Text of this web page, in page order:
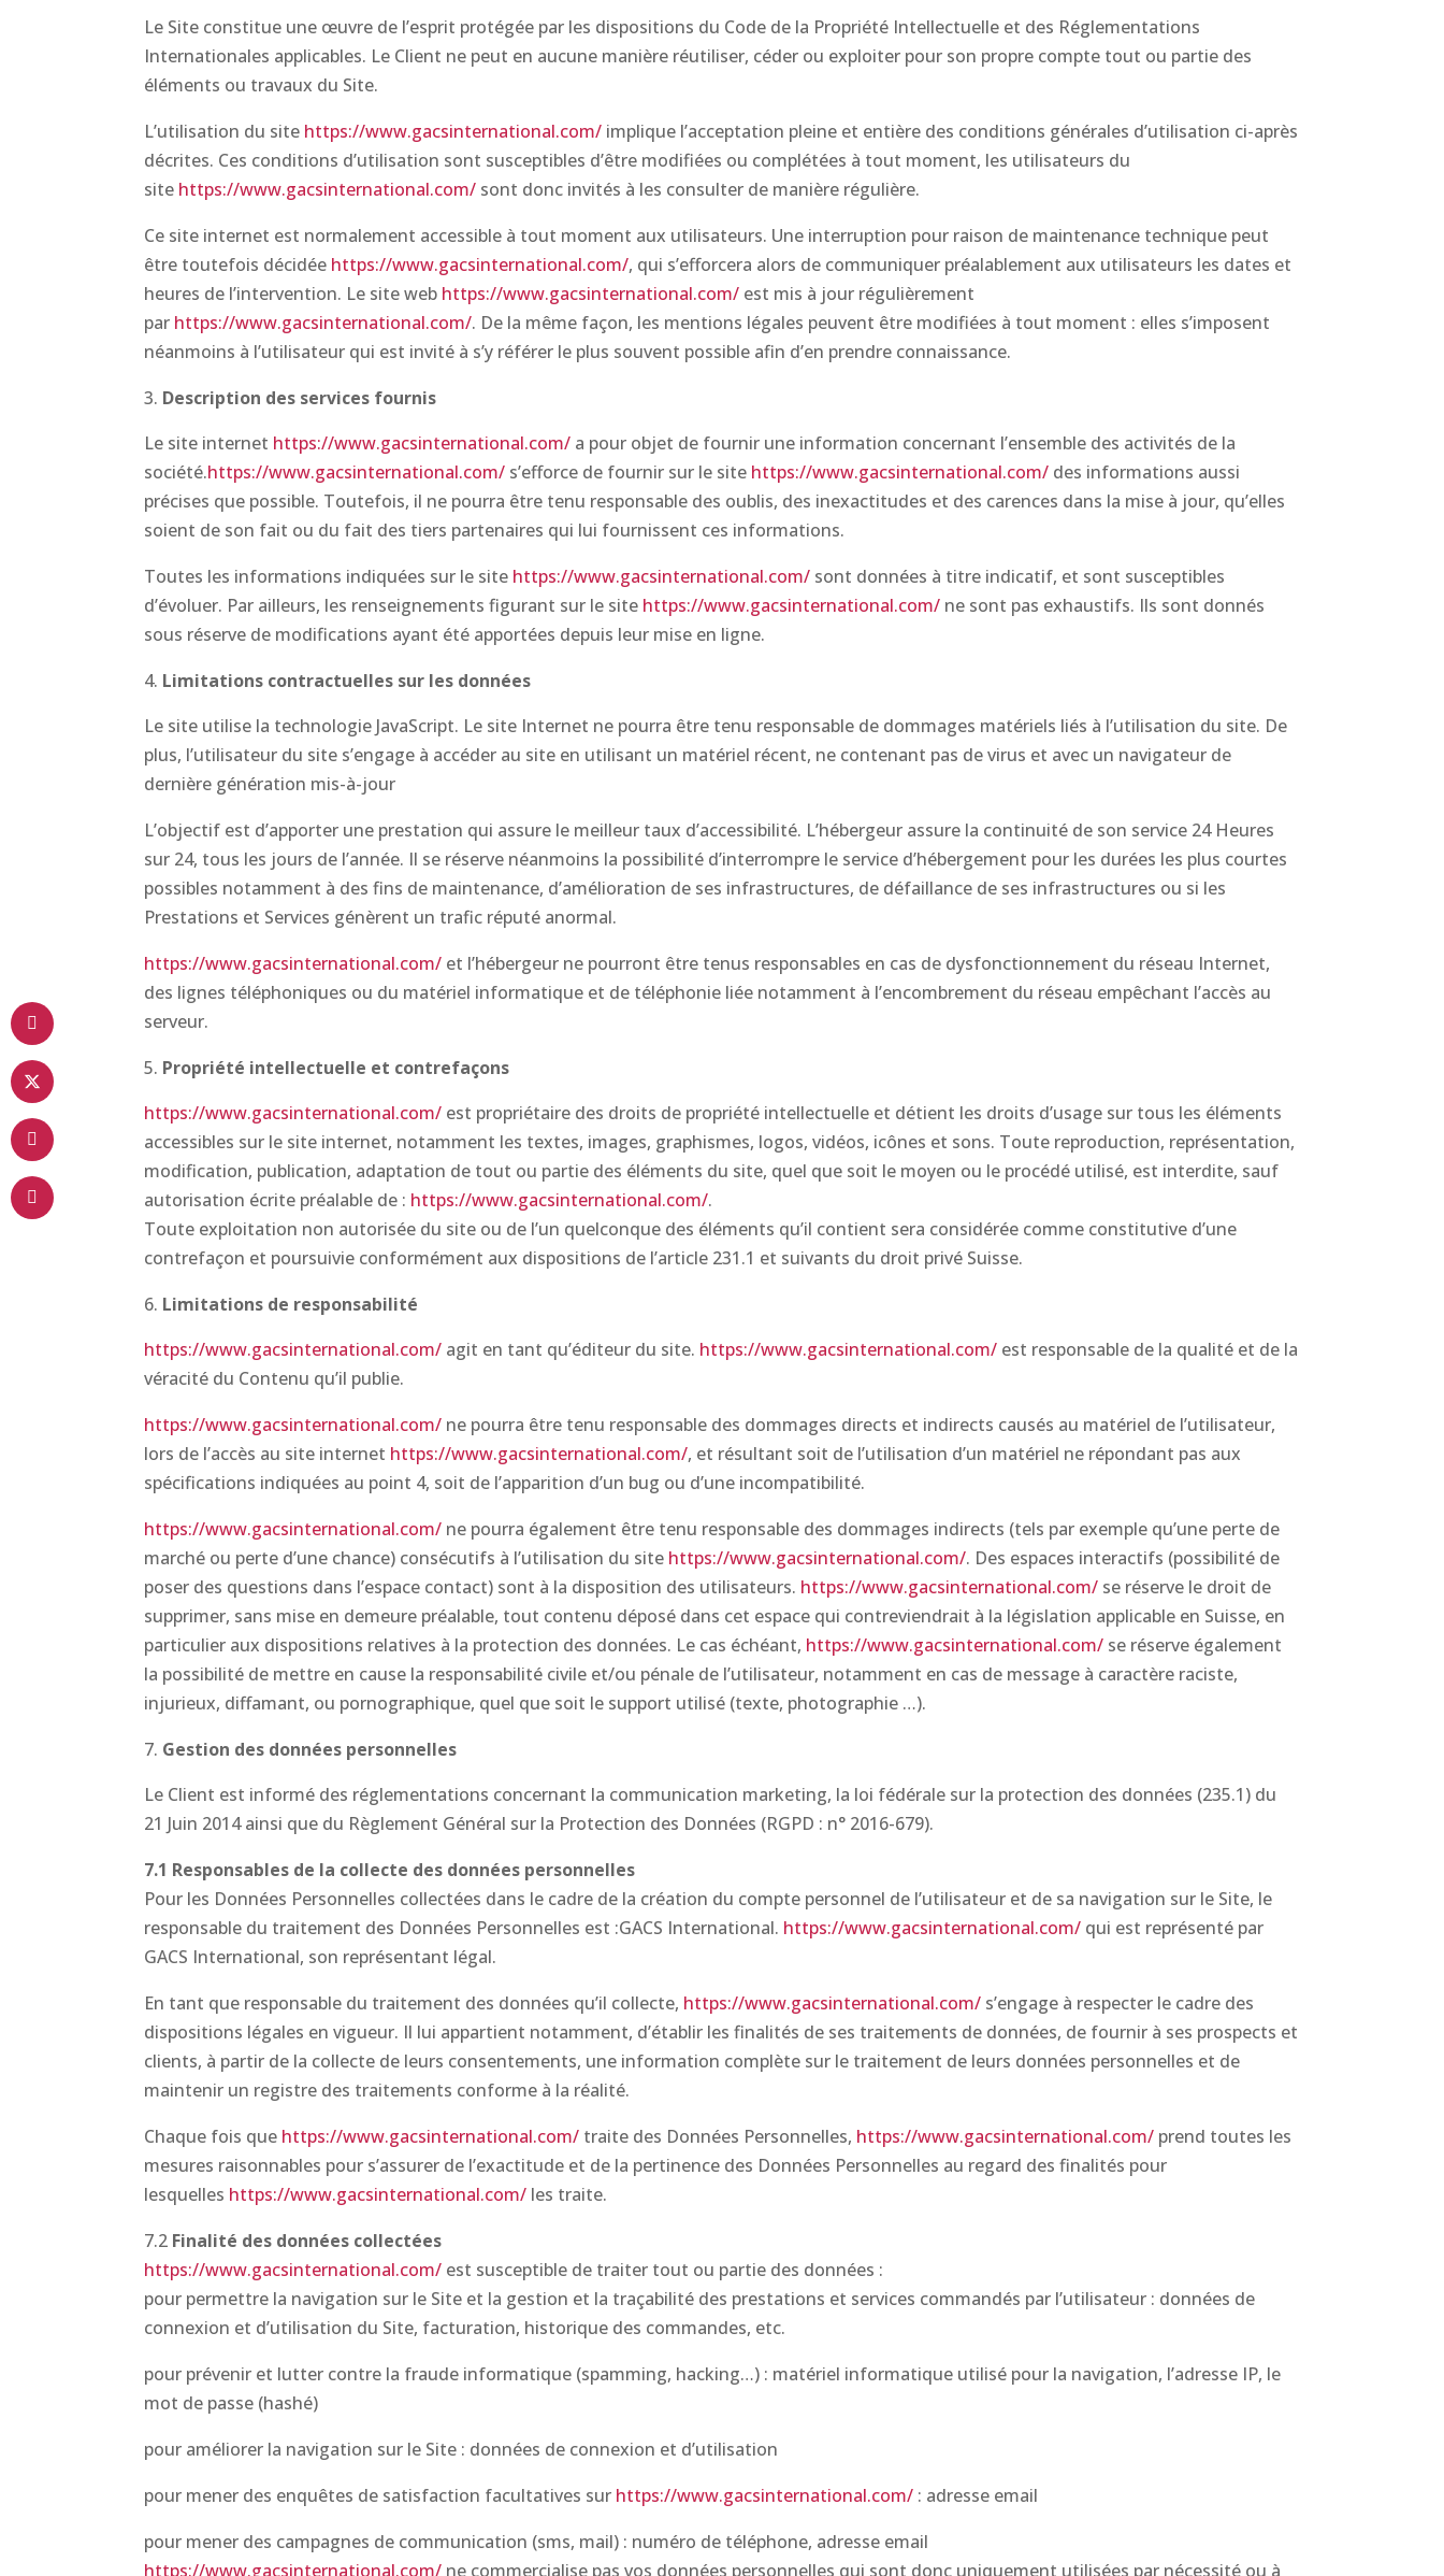
Le Site constitue une œuvre de l’esprit protégée par les dispositions du Code de la Propriété Intellectuelle et des Réglementations
Internationales applicables. Le Client ne peut en aucune manière réutiliser, céder ou exploiter pour son propre compte tout ou partie des
éléments ou travaux du Site.
L’utilisation du site https://www.gacsinternational.com/ implique l’acceptation pleine et entière des conditions générales d’utilisation ci-après
décrites. Ces conditions d’utilisation sont susceptibles d’être modifiées ou complétées à tout moment, les utilisateurs du
site https://www.gacsinternational.com/ sont donc invités à les consulter de manière régulière.
Ce site internet est normalement accessible à tout moment aux utilisateurs. Une interruption pour raison de maintenance technique peut
être toutefois décidée https://www.gacsinternational.com/, qui s’efforcera alors de communiquer préalablement aux utilisateurs les dates et
heures de l’intervention. Le site web https://www.gacsinternational.com/ est mis à jour régulièrement
par https://www.gacsinternational.com/. De la même façon, les mentions légales peuvent être modifiées à tout moment : elles s’imposent
néanmoins à l’utilisateur qui est invité à s’y référer le plus souvent possible afin d’en prendre connaissance.
Description des services fournis
Le site internet https://www.gacsinternational.com/ a pour objet de fournir une information concernant l’ensemble des activités de la
société.https://www.gacsinternational.com/ s’efforce de fournir sur le site https://www.gacsinternational.com/ des informations aussi
précises que possible. Toutefois, il ne pourra être tenu responsable des oublis, des inexactitudes et des carences dans la mise à jour, qu’elles
soient de son fait ou du fait des tiers partenaires qui lui fournissent ces informations.
Toutes les informations indiquées sur le site https://www.gacsinternational.com/ sont données à titre indicatif, et sont susceptibles
d’évoluer. Par ailleurs, les renseignements figurant sur le site https://www.gacsinternational.com/ ne sont pas exhaustifs. Ils sont donnés
sous réserve de modifications ayant été apportées depuis leur mise en ligne.
Limitations contractuelles sur les données
Le site utilise la technologie JavaScript. Le site Internet ne pourra être tenu responsable de dommages matériels liés à l’utilisation du site. De
plus, l’utilisateur du site s’engage à accéder au site en utilisant un matériel récent, ne contenant pas de virus et avec un navigateur de
dernière génération mis-à-jour
L’objectif est d’apporter une prestation qui assure le meilleur taux d’accessibilité. L’hébergeur assure la continuité de son service 24 Heures
sur 24, tous les jours de l’année. Il se réserve néanmoins la possibilité d’interrompre le service d’hébergement pour les durées les plus courtes
possibles notamment à des fins de maintenance, d’amélioration de ses infrastructures, de défaillance de ses infrastructures ou si les
Prestations et Services génèrent un trafic réputé anormal.
https://www.gacsinternational.com/ et l’hébergeur ne pourront être tenus responsables en cas de dysfonctionnement du réseau Internet,
des lignes téléphoniques ou du matériel informatique et de téléphonie liée notamment à l’encombrement du réseau empêchant l’accès au
serveur.
Propriété intellectuelle et contrefaçons
https://www.gacsinternational.com/ est propriétaire des droits de propriété intellectuelle et détient les droits d’usage sur tous les éléments
accessibles sur le site internet, notamment les textes, images, graphismes, logos, vidéos, icônes et sons. Toute reproduction, représentation,
modification, publication, adaptation de tout ou partie des éléments du site, quel que soit le moyen ou le procédé utilisé, est interdite, sauf
autorisation écrite préalable de : https://www.gacsinternational.com/.
Toute exploitation non autorisée du site ou de l’un quelconque des éléments qu’il contient sera considérée comme constitutive d’une
contrefaçon et poursuivie conformément aux dispositions de l’article 231.1 et suivants du droit privé Suisse.
Limitations de responsabilité
https://www.gacsinternational.com/ agit en tant qu’éditeur du site. https://www.gacsinternational.com/ est responsable de la qualité et de la
véracité du Contenu qu’il publie.
https://www.gacsinternational.com/ ne pourra être tenu responsable des dommages directs et indirects causés au matériel de l’utilisateur,
lors de l’accès au site internet https://www.gacsinternational.com/, et résultant soit de l’utilisation d’un matériel ne répondant pas aux
spécifications indiquées au point 4, soit de l’apparition d’un bug ou d’une incompatibilité.
https://www.gacsinternational.com/ ne pourra également être tenu responsable des dommages indirects (tels par exemple qu’une perte de
marché ou perte d’une chance) consécutifs à l’utilisation du site https://www.gacsinternational.com/. Des espaces interactifs (possibilité de
poser des questions dans l’espace contact) sont à la disposition des utilisateurs. https://www.gacsinternational.com/ se réserve le droit de
supprimer, sans mise en demeure préalable, tout contenu déposé dans cet espace qui contreviendrait à la législation applicable en Suisse, en
particulier aux dispositions relatives à la protection des données. Le cas échéant, https://www.gacsinternational.com/ se réserve également
la possibilité de mettre en cause la responsabilité civile et/ou pénale de l’utilisateur, notamment en cas de message à caractère raciste,
injurieux, diffamant, ou pornographique, quel que soit le support utilisé (texte, photographie …).
Gestion des données personnelles
Le Client est informé des réglementations concernant la communication marketing, la loi fédérale sur la protection des données (235.1) du
21 Juin 2014 ainsi que du Règlement Général sur la Protection des Données (RGPD : n° 2016-679).
7.1 Responsables de la collecte des données personnelles
Pour les Données Personnelles collectées dans le cadre de la création du compte personnel de l’utilisateur et de sa navigation sur le Site, le
responsable du traitement des Données Personnelles est :GACS International. https://www.gacsinternational.com/ qui est représenté par
GACS International, son représentant légal.
En tant que responsable du traitement des données qu’il collecte, https://www.gacsinternational.com/ s’engage à respecter le cadre des
dispositions légales en vigueur. Il lui appartient notamment, d’établir les finalités de ses traitements de données, de fournir à ses prospects et
clients, à partir de la collecte de leurs consentements, une information complète sur le traitement de leurs données personnelles et de
maintenir un registre des traitements conforme à la réalité.
Chaque fois que https://www.gacsinternational.com/ traite des Données Personnelles, https://www.gacsinternational.com/ prend toutes les
mesures raisonnables pour s’assurer de l’exactitude et de la pertinence des Données Personnelles au regard des finalités pour
lesquelles https://www.gacsinternational.com/ les traite.
7.2 Finalité des données collectées
https://www.gacsinternational.com/ est susceptible de traiter tout ou partie des données :
pour permettre la navigation sur le Site et la gestion et la traçabilité des prestations et services commandés par l’utilisateur : données de
connexion et d’utilisation du Site, facturation, historique des commandes, etc.
pour prévenir et lutter contre la fraude informatique (spamming, hacking…) : matériel informatique utilisé pour la navigation, l’adresse IP, le
mot de passe (hashé)
pour améliorer la navigation sur le Site : données de connexion et d’utilisation
pour mener des enquêtes de satisfaction facultatives sur https://www.gacsinternational.com/ : adresse email
pour mener des campagnes de communication (sms, mail) : numéro de téléphone, adresse email
https://www.gacsinternational.com/ ne commercialise pas vos données personnelles qui sont donc uniquement utilisées par nécessité ou à